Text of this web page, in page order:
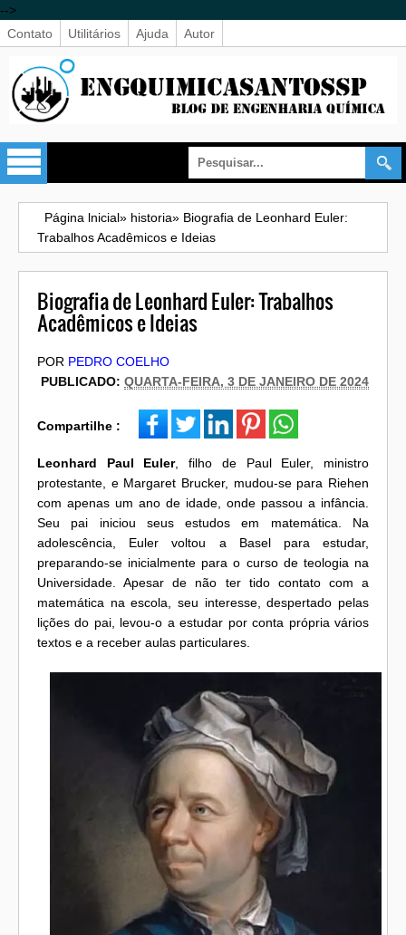
-->
Contato
Utilitários Ajuda Autor
Página lnicial» historia» Biografia de Leonhard Euler:
Trabalhos Acadêmicos e Ideias
Biografia de Leonhard Euler: Trabalhos
Acadêmicos e Ideias
POR PEDRO COELHO
PUBLICADO: QUARTA-FEIRA, 3 DE JANEIRO DE 2024
Compartilhe :
Leonhard Paul Euler, filho de Paul Euler, ministro
protestante, e Margaret Brucker, mudou-se para Riehen
com apenas um ano de idade, onde passou a infância.
Seu pai iniciou seus estudos em matemática. Na
adolescência, Euler voltou a Basel para estudar,
preparando-se inicialmente para o curso de teologia na
Universidade. Apesar de não ter tido contato com a
matemática na escola, seu interesse, despertado pelas
lições do pai, levou-o a estudar por conta própria vários
textos e a receber aulas particulares.